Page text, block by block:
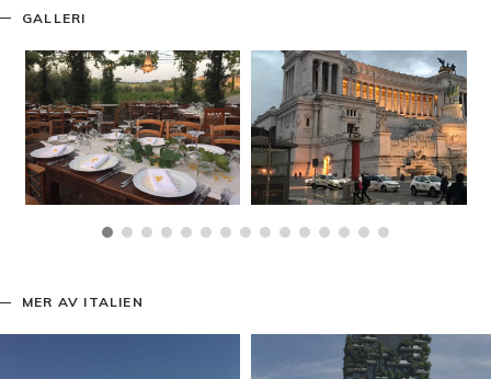
GALLERI
MER AV ITALIEN